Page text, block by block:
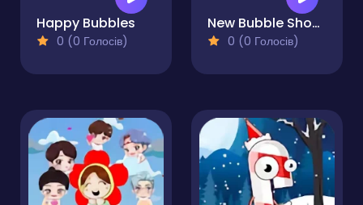
Happy Bubbles
0 (0 Голосів)
New Bubble Shooter
0 (0 Голосів)